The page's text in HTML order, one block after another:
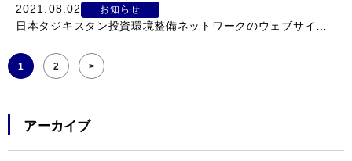
2021.08.02 お知らせ
1 2 >
アーカイブ